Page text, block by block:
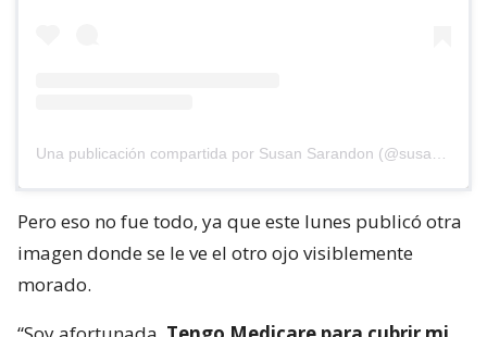
Pero eso no fue todo, ya que este lunes publicó otra
imagen donde se le ve el otro ojo visiblemente
morado.